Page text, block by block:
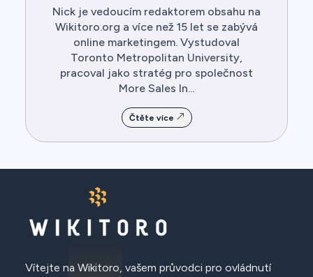
Nick je vedoucím redaktorem obsahu na
Wikitoro.org a více než 15 let se zabývá
online marketingem. Vystudoval
Toronto Metropolitan University,
pracoval jako stratég pro společnost
More Sales In...
Čtěte více
Vítejte na Wikitoro, vašem průvodci pro ovládnutí